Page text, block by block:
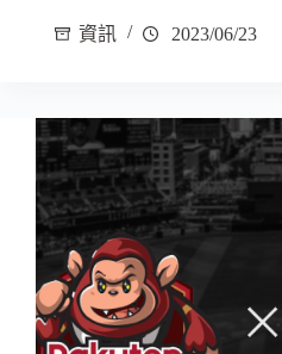
資訊 2023/06/23